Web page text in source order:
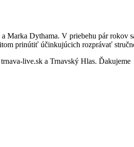
Dythama. V priebehu pár rokov
prinútiť účinkujúcich rozprávať
live.sk a Trnavský Hlas. Ďakujeme